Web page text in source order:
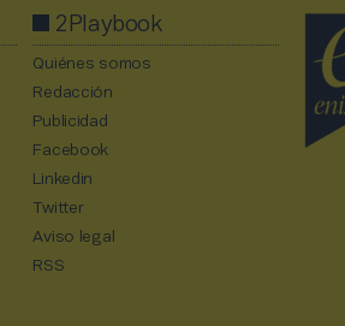
2Playbook
Quiénes somos
Redacción
Publicidad
Facebook
Linkedin
Twitter
Aviso legal
RSS